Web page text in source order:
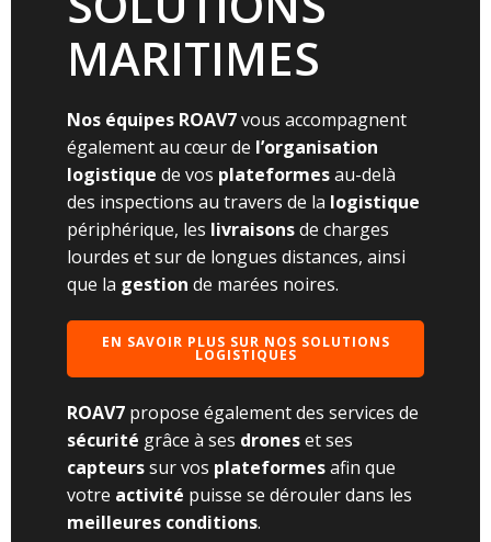
MARITIMES
Nos équipes ROAV7vous accompagnent
également au cœur de l’organisation
logistique de vos plateformesau-delà
des inspections au travers de la logistique
périphérique, les livraisonsde charges
lourdes et sur de longues distances, ainsi
que la gestion de marées noires.
EN SAVOIR PLUS SUR NOS SOLUTIONS
LOGISTIQUES
ROAV7 propose également des services de
sécurité grâce à ses droneset ses
capteurssur vos plateformesafin que
votre activité puisse se dérouler dans les
meilleures conditions.